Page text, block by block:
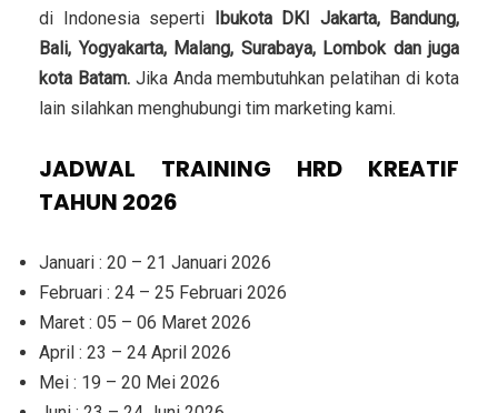
di Indonesia seperti Ibukota DKI Jakarta, Bandung,
Bali, Yogyakarta, Malang, Surabaya, Lombok dan juga
kota Batam.Jika Anda membutuhkan pelatihan di kota
lain silahkan menghubungi tim marketing kami.
JADWAL TRAINING HRD KREATIF
TAHUN 2026
Januari : 20 – 21 Januari 2026
Februari : 24 – 25 Februari 2026
Maret : 05 – 06 Maret 2026
April : 23 – 24 April 2026
Mei : 19 – 20 Mei 2026